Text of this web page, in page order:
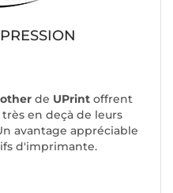
de UPrint offrent
en deçà de leurs
avantage appréciable
d'imprimante.